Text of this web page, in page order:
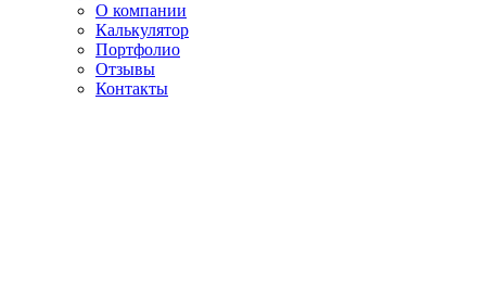
О компании
Калькулятор
Портфолио
Отзывы
Контакты